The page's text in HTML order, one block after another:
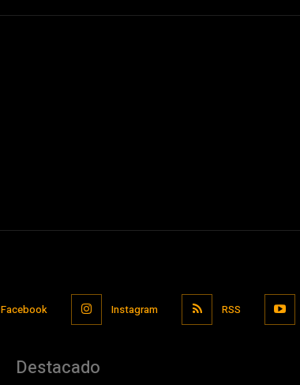
Facebook Instagram RSS
Destacado